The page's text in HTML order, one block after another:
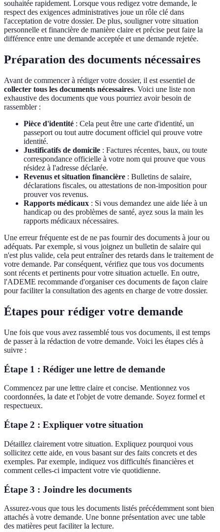
souhaitée rapidement. Lorsque vous redigez votre demande, le
respect des exigences administratives joue un rôle clé dans
l'acceptation de votre dossier. De plus, souligner votre situation
personnelle et financière de manière claire et précise peut faire la
différence entre une demande acceptée et une demande rejetée.
Préparation des documents nécessaires
Avant de commencer à rédiger votre dossier, il est essentiel de
collecter tous les documents nécessaires. Voici une liste non
exhaustive des documents que vous pourriez avoir besoin de
rassembler :
Pièce d'identité : Cela peut être une carte d'identité, un
passeport ou tout autre document officiel qui prouve votre
identité.
Justificatifs de domicile : Factures récentes, baux, ou toute
correspondance officielle à votre nom qui prouve que vous
résidez à l'adresse déclarée.
Revenus et situation financière : Bulletins de salaire,
déclarations fiscales, ou attestations de non-imposition pour
prouver vos revenus.
Rapports médicaux : Si vous demandez une aide liée à un
handicap ou des problèmes de santé, ayez sous la main les
rapports médicaux nécessaires.
Une erreur fréquente est de ne pas fournir des documents à jour ou
adéquats. Par exemple, si vous joignez un bulletin de salaire qui
n'est plus valide, cela peut entraîner des retards dans le traitement de
votre demande. Par conséquent, vérifiez que tous vos documents
sont récents et pertinents pour votre situation actuelle. En outre,
l'ADEME recommande d'organiser ces documents de façon claire
pour faciliter la consultation des agents en charge de votre dossier.
Étapes pour rédiger votre demande
Une fois que vous avez rassemblé tous vos documents, il est temps
de passer à la rédaction de votre demande. Voici les étapes clés à
suivre :
Étape 1 : Rédiger une lettre de demande
Commencez par une lettre claire et concise. Mentionnez vos
coordonnées, la date et l'objet de votre demande. Soyez formel et
respectueux.
Étape 2 : Expliquer votre situation
Détaillez clairement votre situation. Expliquez pourquoi vous
sollicitez cette aide, en vous basant sur des faits concrets et des
exemples. Par exemple, indiquez vos difficultés financières et
comment celles-ci impactent votre vie quotidienne.
Étape 3 : Joindre les documents
Assurez-vous que tous les documents listés précédemment sont bien
attachés à votre demande. Une bonne présentation avec une table
des matières peut faciliter la lecture.